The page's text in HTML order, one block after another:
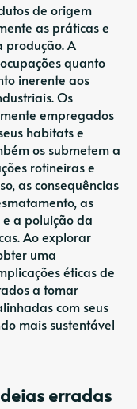
de origem
as práticas e
produção. A
quanto
inerente aos
Os
empregados
habitats e
os submetem a
rotineiras e
as consequências
as
a poluição da
Ao explorar
uma
éticas de
a tomar
com seus
mais sustentável
erradas